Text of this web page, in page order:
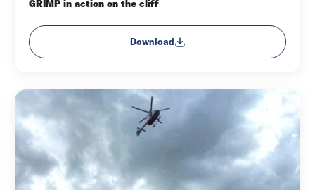
GRIMP in action on the cliff
Download